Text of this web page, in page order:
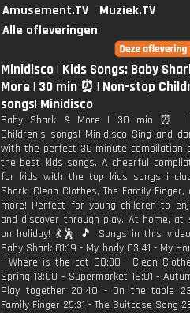
Amusement.TV
Muziek.TV
Alle afleveringen
Minidisco | Kids Songs: Baby
More | 30 min ⏰ | Non-stop
songs| Minidisco
Baby Shark & More | 30 min ⏰ |
Children's songs| Minidisco Sing and
with the perfect 30 minute compilation
the best kids songs. A cheerful
for kids with the top kids songs
Shark, Clean Clothes, The Family Finger,
more! Perfect for young children to
and discover through play. At home, at
on holiday! 💃🕺 🎵 Songs in this
Baby Shark 01:19 - My body 03:41 - My
- Where is the cat 08:30 - Clean
Spring 13:00 - Supermarket 16:01 -
Play together 20:40 - On the table
Family Finger 25:31 - The Suitcase Song